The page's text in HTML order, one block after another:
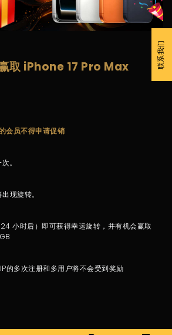
取 iPhone 17 Pro Max
会员不得申请促销
。
现旋转。
小时后）即可获得幸运旋转，并有机会赢取
的多次注册和多用户将不会受到奖励
联系我们